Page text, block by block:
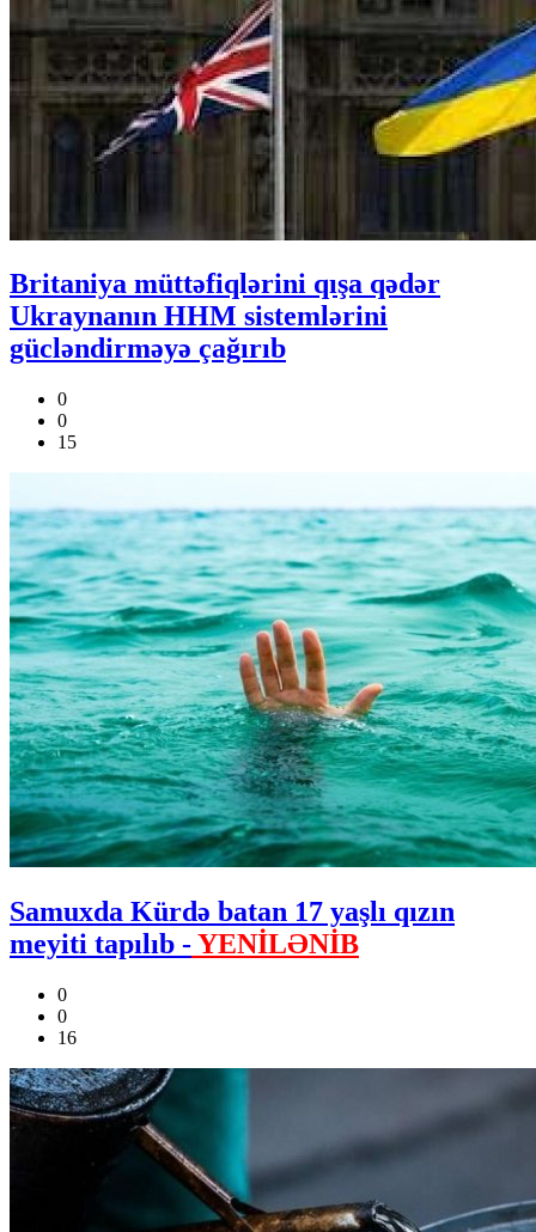
Britaniya müttəfiqlərini qışa qədər
Ukraynanın HHM sistemlərini
gücləndirməyə çağırıb
0
0
15
Samuxda Kürdə batan 17 yaşlı qızın
meyiti tapılıb -YENİLƏNİB
0
0
16